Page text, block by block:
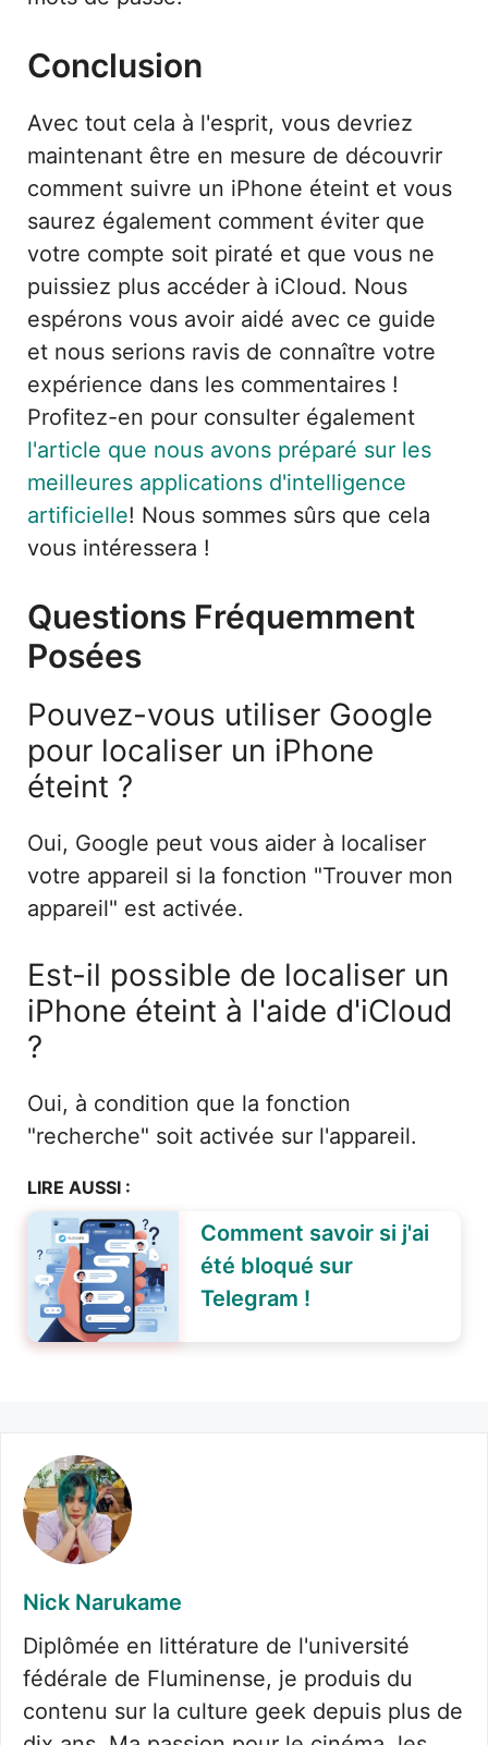
Conclusion
Avec tout cela à l'esprit, vous devriez
maintenant être en mesure de découvrir
comment suivre un iPhone éteint et vous
saurez également comment éviter que
votre compte soit piraté et que vous ne
puissiez plus accéder à iCloud. Nous
espérons vous avoir aidé avec ce guide
et nous serions ravis de connaître votre
expérience dans les commentaires !
Profitez-en pour consulter également
l'article que nous avons préparé sur les
meilleures applications d'intelligence
artificielle! Nous sommes sûrs que cela
vous intéressera !
Questions Fréquemment
Posées
Pouvez-vous utiliser Google
pour localiser un iPhone
éteint ?
Oui, Google peut vous aider à localiser
votre appareil si la fonction "Trouver mon
appareil" est activée.
Est-il possible de localiser un
iPhone éteint à l'aide d'iCloud
?
Oui, à condition que la fonction
"recherche" soit activée sur l'appareil.
LIRE AUSSI :
Comment savoir si j'ai
été bloqué sur
Telegram !
Nick Narukame
Diplômée en littérature de l'université
fédérale de Fluminense, je produis du
contenu sur la culture geek depuis plus de